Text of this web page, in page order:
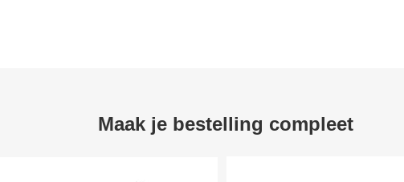
Maak je bestelling compleet